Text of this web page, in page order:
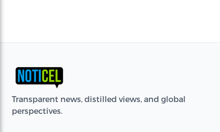
Transparent news, distilled views, and global
perspectives.